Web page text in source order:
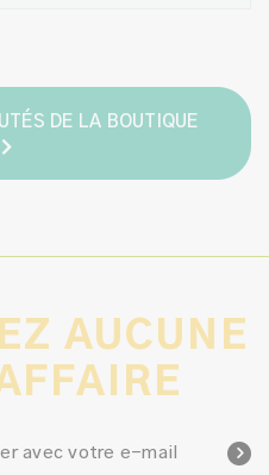
DE LA BOUTIQUE
AUCUNE
avec votre e-mail